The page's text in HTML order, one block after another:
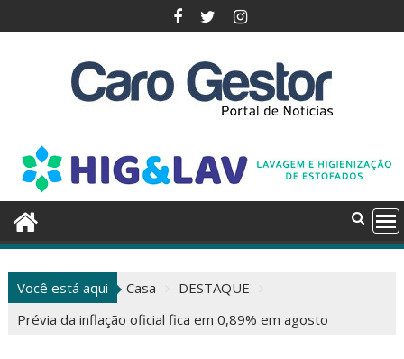
para
Você está aqui Casa
DESTAQUE
Prévia da inflação oficial fica em 0,89% em agosto